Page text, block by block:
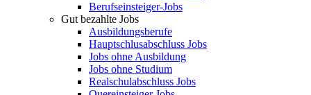
Berufseinsteiger-Jobs
Gut bezahlte Jobs
Ausbildungsberufe
Hauptschlusabschluss Jobs
Jobs ohne Ausbildung
Jobs ohne Studium
Realschulabschluss Jobs